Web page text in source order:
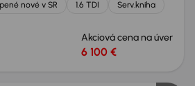
nové v SR 1.6 TDI
Serv.kniha
Akciová cena na úver
6 100 €